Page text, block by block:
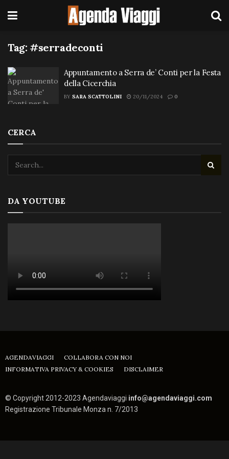
Tag: #serradeconti
Appuntamento a Serra de’ Conti per la Festa
della Cicerchia
BY SARA SCATTOLINI 20/11/2024 0
CERCA
DA YOUTUBE
AGENDAVIAGGI
COLLABORA CON NOI
INFORMATIVA PRIVACY & COOKIES
DISCLAIMER
© Copyright 2012-2023 Agendaviaggi info@agendaviaggi.com
Registrazione Tribunale Monza n. 7/2013